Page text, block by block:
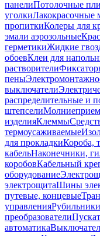
панелиПотолочные
уголкиЛакокрасочные
пропиткиКолеры для
эмали аэрозольные
герметикиЖидкие
обоевКлеи для
растворители
пены
выключатели
распределительные и
штепсели
изделияКлеммы
термоусаживаемые
для прокладкиКороба,
кабельНаконечники,
коробовКабельный
оборудование
электрощитаШины
путевые, концевые
управленияРубильники
преобразователи
автоматика